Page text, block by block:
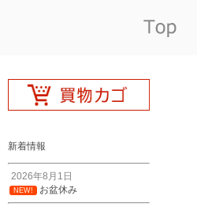
新着情報
2026年8月1日
NEW! お盆休み